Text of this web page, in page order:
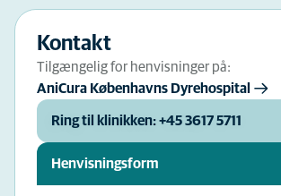
Kontakt
Tilgængelig for henvisninger på:
AniCura Københavns Dyrehospital
Ring til klinikken: +45 3617 5711
Henvisningsform